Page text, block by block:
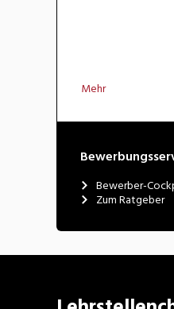
Mehr
Bewerber-
Zum Ratgeber